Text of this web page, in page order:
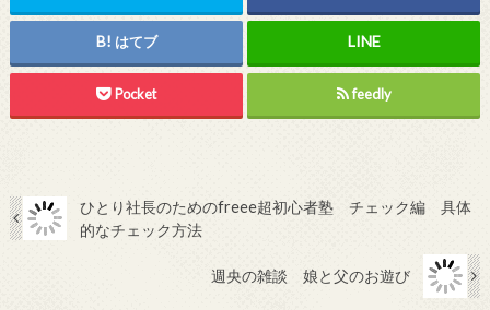
はてブ
Pocket feedly
ひとり社長のためのfreee超初心者塾 チェック編 具体
的なチェック方法
週央の雑談 娘と父のお遊び